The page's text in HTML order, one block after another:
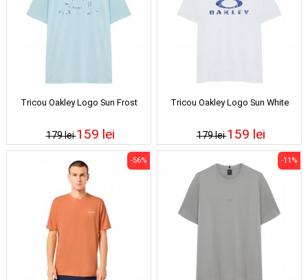
Tricou Oakley Logo Sun Frost
179 lei159 lei
Tricou Oakley Logo Sun White
179 lei159 lei
-56% -11%